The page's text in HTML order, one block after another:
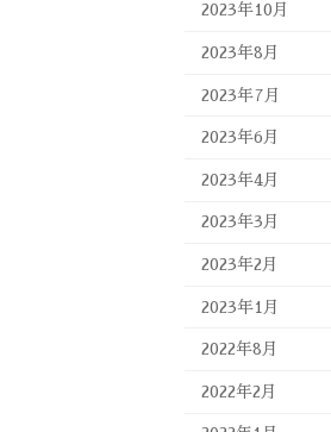
2023年10月
2023年8月
2023年7月
2023年6月
2023年4月
2023年3月
2023年2月
2023年1月
2022年8月
2022年2月